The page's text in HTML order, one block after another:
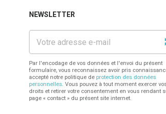
NEWSLETTER
adresse
e-
mail
Par l'encodage de vos données et l'envoi du présent
formulaire, vous reconnaissez avoir pris
accepté notre politique de protection des données
personnelles. Vous pouvez à tout moment exercer
droits et retirer votre consentement en vous rendant
page « contact » du présent site internet.